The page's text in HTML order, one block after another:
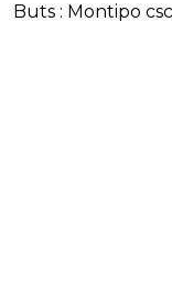
Buts : Montipo